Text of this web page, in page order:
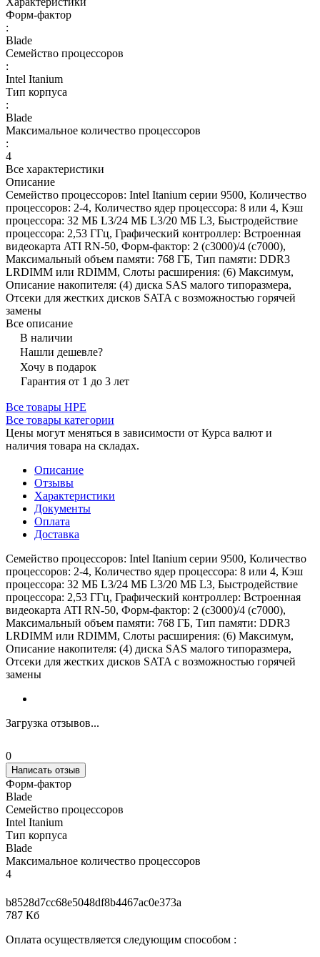
Форм-фактор
:
Blade
Семейство процессоров
:
Intel Itanium
Тип корпуса
:
Blade
Максимальное количество процессоров
:
4
Все характеристики
Описание
Семейство процессоров: Intel Itanium серии 9500, Количество
процессоров: 2-4, Количество ядер процессора: 8 или 4, Кэш
процессора: 32 МБ L3/24 МБ L3/20 МБ L3, Быстродействие
процессора: 2,53 ГГц, Графический контроллер: Встроенная
видеокарта ATI RN-50, Форм-фактор: 2 (c3000)/4 (c7000),
Максимальный объем памяти: 768 ГБ, Тип памяти: DDR3
LRDIMM или RDIMM, Слоты расширения: (6) Максимум,
Описание накопителя: (4) диска SAS малого типоразмера,
Отсеки для жестких дисков SATA с возможностью горячей
замены
Все описание
В наличии
Нашли дешевле?
Хочу в подарок
Гарантия от 1 до 3 лет
Все товары HPE
Все товары категории
Цены могут меняться в зависимости от Курса валют и
наличия товара на складах.
Описание
Отзывы
Характеристики
Документы
Оплата
Доставка
Семейство процессоров: Intel Itanium серии 9500, Количество
процессоров: 2-4, Количество ядер процессора: 8 или 4, Кэш
процессора: 32 МБ L3/24 МБ L3/20 МБ L3, Быстродействие
процессора: 2,53 ГГц, Графический контроллер: Встроенная
видеокарта ATI RN-50, Форм-фактор: 2 (c3000)/4 (c7000),
Максимальный объем памяти: 768 ГБ, Тип памяти: DDR3
LRDIMM или RDIMM, Слоты расширения: (6) Максимум,
Описание накопителя: (4) диска SAS малого типоразмера,
Отсеки для жестких дисков SATA с возможностью горячей
замены
Загрузка отзывов...
0
Написать отзыв
Форм-фактор
Blade
Семейство процессоров
Intel Itanium
Тип корпуса
Blade
Максимальное количество процессоров
4
b8528d7cc68e5048df8b4467ac0e373a
787 Кб
Оплата осуществляется следующим способом :